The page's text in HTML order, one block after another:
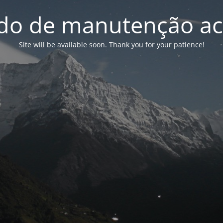
de manutenção
Site will be available soon. Thank you for your patience!